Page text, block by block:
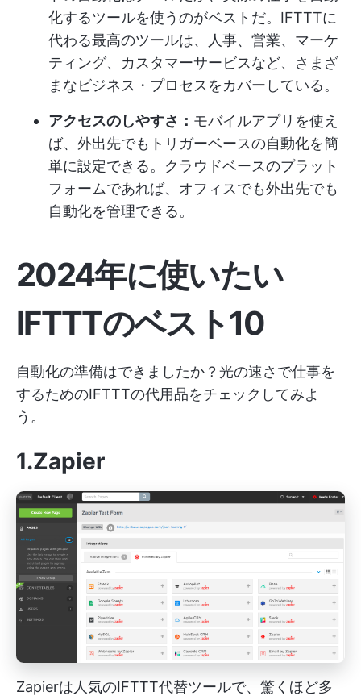
化するツールを使うのがベストだ。IFTTTに
代わる最高のツールは、人事、営業、マーケ
ティング、カスタマーサービスなど、さまざ
まなビジネス・プロセスをカバーしている。
アクセスのしやすさ： モバイルアプリを使え
ば、外出先でもトリガーベースの自動化を簡
単に設定できる。クラウドベースのプラット
フォームであれば、オフィスでも外出先でも
自動化を管理できる。
2024年に使いたい
IFTTTのベスト10
自動化の準備はできましたか？光の速さで仕事を
するためのIFTTTの代用品をチェックしてみよ
う。
1.Zapier
Zapierは人気のIFTTT代替ツールで、驚くほど多